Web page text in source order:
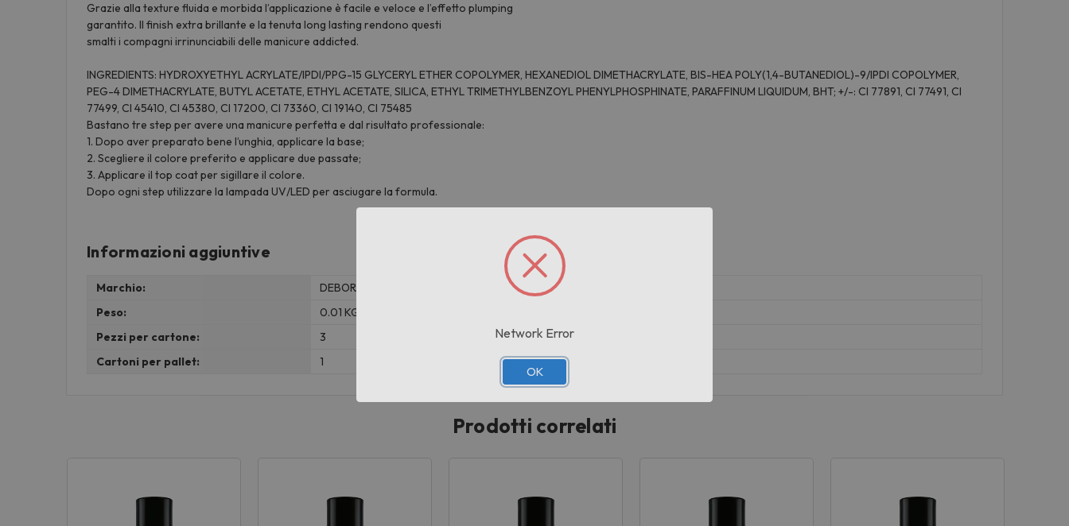
Grazie alla texture fluida e morbida l’applicazione è facile e veloce e l’effetto plumping
garantito. Il finish extra brillante e la tenuta long lasting rendono questi
smalti i compagni irrinunciabili delle manicure addicted.
INGREDIENTS: HYDROXYETHYL ACRYLATE/IPDI/PPG-15 GLYCERYL ETHER COPOLYMER, HEXANEDIOL DIMETHACRYLATE, BIS-HEA POLY(1,4-BUTANEDIOL)-9/IPDI COPOLYMER,
PEG-4 DIMETHACRYLATE, BUTYL ACETATE, ETHYL ACETATE, SILICA, ETHYL TRIMETHYLBENZOYL PHENYLPHOSPHINATE, PARAFFINUM LIQUIDUM, BHT; +/-: CI 77891, CI 77491, CI
77499, CI 45410, CI 45380, CI 17200, CI 73360, CI 19140, CI 75485
Bastano tre step per avere una manicure perfetta e dal risultato professionale:
1. Dopo aver preparato bene l’unghia, applicare la base;
2. Scegliere il colore preferito e applicare due passate;
3. Applicare il top coat per sigillare il colore.
Dopo ogni step utilizzare la lampada UV/LED per asciugare la formula.
Informazioni aggiuntive
Marchio:
DEBORAH MILANO
Peso:
0.01 KG
Pezzi per cartone:
3
Cartoni per pallet:
1
Prodotti correlati
Network Error
OK